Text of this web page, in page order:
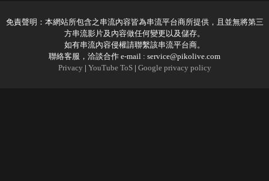
免責聲明：本網站所包含之串流內容皆為串流平台商所提供，且並無將第三
方串流影片及內容做任何變更以及儲存。
如有串流內容侵權請聯繫該串流平台商。
聯絡客服，洽談合作 e-mail : service@pikolive.com
Privacy | YouTube ToS| Google privacy policy